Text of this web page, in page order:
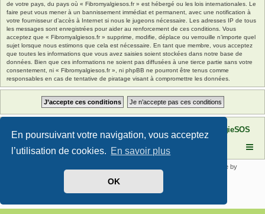
En poursuivant votre navigation, vous acceptez
l’utilisation de cookies. En savoir plus
OK
de votre pays, du pays où « Fibromyalgiesos.fr » est hébergé ou les lois internationales. Le
faire peut vous mener à un bannissement immédiat et permanent, avec une notification à
votre fournisseur d’accès à Internet si nous le jugeons nécessaire. Les adresses IP de tous
les messages sont enregistrées pour aider au renforcement de ces conditions. Vous
acceptez que « Fibromyalgiesos.fr » supprime, modifie, déplace ou verrouille n’importe quel
sujet lorsque nous estimons que cela est nécessaire. En tant que membre, vous acceptez
que toutes les informations que vous avez saisies soient stockées dans notre base de
données. Bien que ces informations ne soient pas diffusées à une tierce partie sans votre
consentement, ni « Fibromyalgiesos.fr », ni phpBB ne pourront être tenus comme
responsables en cas de tentative de piratage visant à compromettre les données.
Site FibromyalgieSOS Forum de l'association FibromyalgieSOS
® Forum Software © phpBB Limited | SE Square by
Traduit par